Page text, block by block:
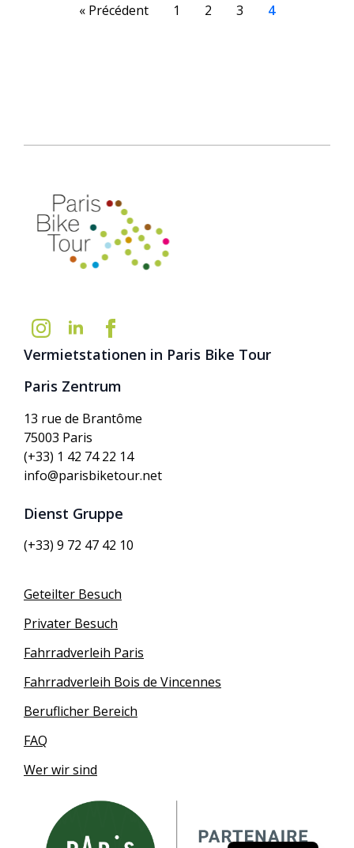
« Précédent 1 2 3 4
Vermietstationen in Paris Bike Tour
Paris Zentrum
13 rue de Brantôme
75003 Paris
(+33) 1 42 74 22 14
info@parisbiketour.net
Dienst Gruppe
(+33) 9 72 47 42 10
Geteilter Besuch
Privater Besuch
Fahrradverleih Paris
Fahrradverleih Bois de Vincennes
Beruflicher Bereich
FAQ
Wer wir sind
French